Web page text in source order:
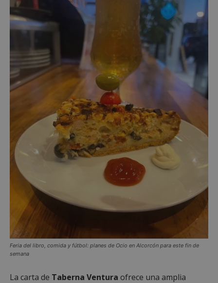
Feria del libro, comida y fútbol: planes de Ocio en Alcorcón para este fin de
semana
La carta de Taberna Ventura ofrece una amplia